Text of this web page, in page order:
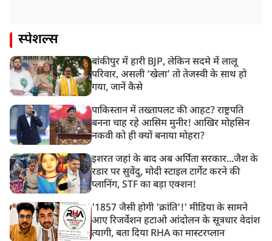
स्पेशल्स
बांकीपुर में हारी BJP, लेकिन सदमे में लालू
परिवार, असली ‘खेला’ तो तेजस्वी के साथ हो
गया, जानें कैसे
पाकिस्तान में तख्तापलट की आहट? राष्ट्रपति
बनना चाह रहे आसिम मुनीर! आखिर मोहसिन
नकवी को ही क्यों बनाया मोहरा?
इशरत जहां के बाद अब अर्पिता सरकार...जैश के
रडार पर सुवेंदु, मोदी स्टाइल टार्गेट करने की
प्लानिंग, STF का बड़ा एक्शन!
'1857 जैसी होगी 'क्रांति'!' मीडिया के सामने
आए रिजर्वेशन हटाओ आंदोलन के सूत्रधार वेदांश
त्यागी, बता दिया RHA का मास्टरप्लान